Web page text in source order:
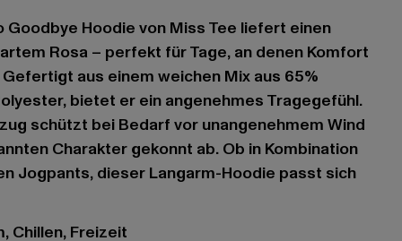
Goodbye Hoodie von Miss Tee liefert einen
Rosa – perfekt für Tage, an denen Komfort
aus einem weichen Mix aus 65%
bietet er ein angenehmes Tragegefühl.
schützt bei Bedarf vor unangenehmem Wind
Charakter gekonnt ab. Ob in Kombination
Jogpants, dieser Langarm-Hoodie passt sich
Chillen, Freizeit